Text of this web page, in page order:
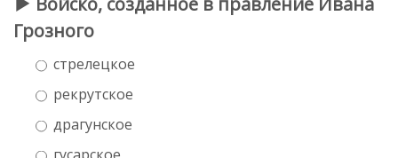
Грозного
стрелецкое
рекрутское
драгунское
гусарское